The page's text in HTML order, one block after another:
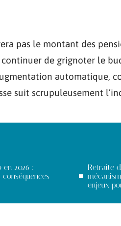
pas le montant des
de grignoter le
automatique,
suit scrupuleusement
en 2026 :
Retraite
enjeux